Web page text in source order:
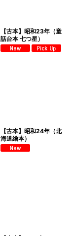
【古本】昭和23年（童
話台本 七つ星）
【古本】昭和24年（北
海道繪本）